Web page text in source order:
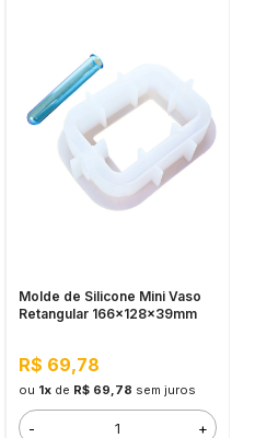
Molde de Silicone Mini Vaso
Retangular 166x128x39mm
R$ 69,78
ou 1xde R$ 69,78 sem juros
- +